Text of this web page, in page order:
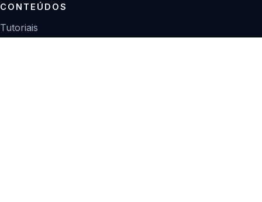
CONTEÚDOS
Tutoriais